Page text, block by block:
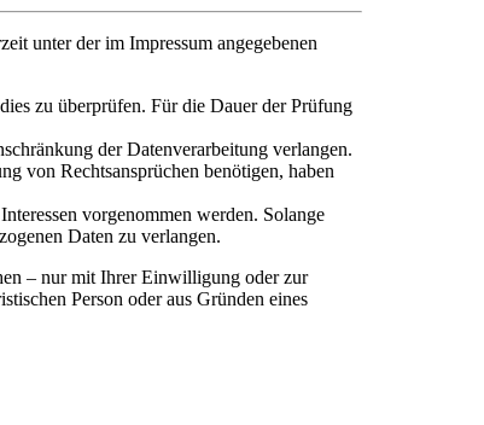
unter der im Impressum angegebenen
zu überprüfen. Für die Dauer der Prüfung
der Datenverarbeitung verlangen.
von Rechtsansprüchen benötigen, haben
vorgenommen werden. Solange
Daten zu verlangen.
– nur mit Ihrer Einwilligung oder zur
Person oder aus Gründen eines